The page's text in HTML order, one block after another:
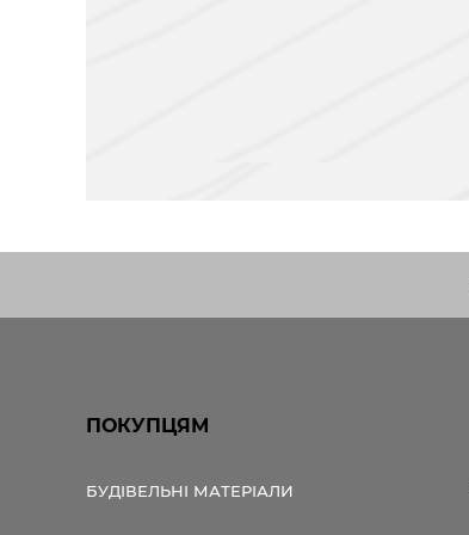
ПОКУПЦЯМ
БУДІВЕЛЬНІ МАТЕРІАЛИ